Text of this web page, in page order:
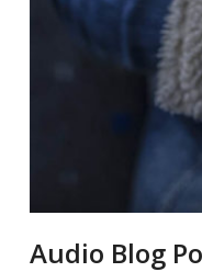
Audio Blog